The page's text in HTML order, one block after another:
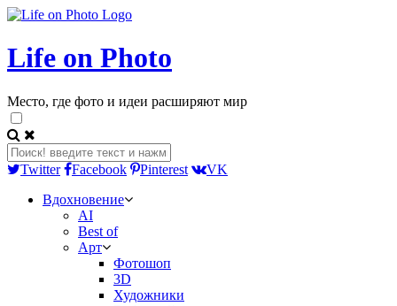
Life on Photo
Место, где фото и идеи расширяют мир
Twitter Facebook Pinterest
VK
Вдохновение
AI
Best of
Арт
Фотошоп
3D
Художники